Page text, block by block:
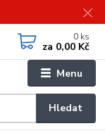
Menu
Hledat
0 ks
za 0,00 Kč